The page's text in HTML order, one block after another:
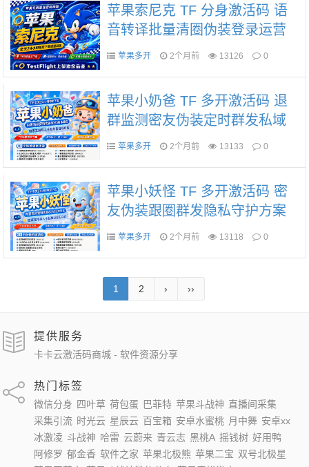
苹果索尼克 TF 分身激活码 语
音转译批量清圈伪装登录运营
方案
苹果多开 2个月前 13126 0
苹果小奶爸 TF 多开激活码 退
群监测密友伪装定时群发私域
方案
苹果多开 2个月前 13133 0
苹果小妖怪 TF 多开激活码 密
友伪装跟圈群发隐私守护方案
苹果多开 2个月前 13118 0
1 2 › ››
提供服务
卡卡云激活码商城 - 软件资源分享
热门标签
微信分身 四叶草 荷包蛋 巴菲特 苹果斗战神 直播间采集
采集引流 时光云 星辰云 百宝箱 安卓水蜜桃 月中舞 安卓xx
冰激凌 斗战神 哈雷 云蔚来 青云志 黑桃A 摇钱树 好用鸭
阿修罗 郁金香 软件之家 苹果北极熊 苹果二宝 双号北极星